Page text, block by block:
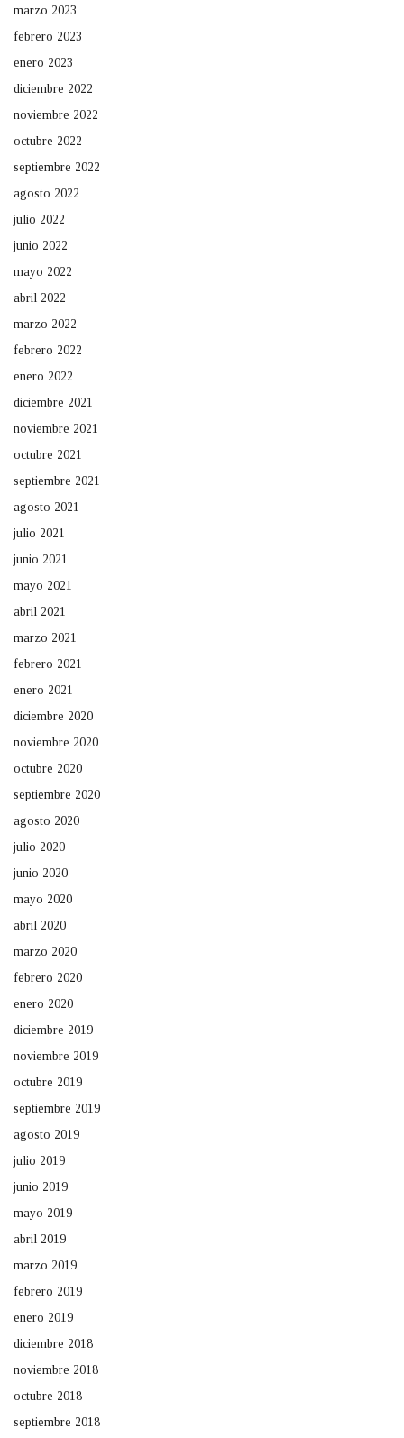
marzo 2023
febrero 2023
enero 2023
diciembre 2022
noviembre 2022
octubre 2022
septiembre 2022
agosto 2022
julio 2022
junio 2022
mayo 2022
abril 2022
marzo 2022
febrero 2022
enero 2022
diciembre 2021
noviembre 2021
octubre 2021
septiembre 2021
agosto 2021
julio 2021
junio 2021
mayo 2021
abril 2021
marzo 2021
febrero 2021
enero 2021
diciembre 2020
noviembre 2020
octubre 2020
septiembre 2020
agosto 2020
julio 2020
junio 2020
mayo 2020
abril 2020
marzo 2020
febrero 2020
enero 2020
diciembre 2019
noviembre 2019
octubre 2019
septiembre 2019
agosto 2019
julio 2019
junio 2019
mayo 2019
abril 2019
marzo 2019
febrero 2019
enero 2019
diciembre 2018
noviembre 2018
octubre 2018
septiembre 2018